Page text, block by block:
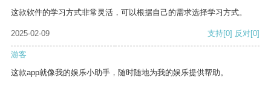
这款软件的学习方式非常灵活，可以根据自己的需求选择学习方式。
2025-02-09 支持[0] 反对[0]
游客
这款app就像我的娱乐小助手，随时随地为我的娱乐提供帮助。